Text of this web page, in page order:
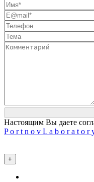
Настоящим Вы даете
P o r t n o v L a b o r a t o r
+